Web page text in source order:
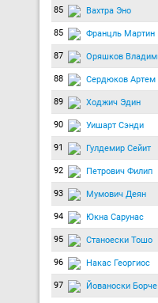
85 Вахтра Эно
85 Францль Мартин
87 Оряшков
88 Сердюков Артем
89 Ходжич Эдин
90 Уишарт Сэнди
91 Гулдемир Сейит
92 Петрович Филип
93 Мумович Деян
94 Юкна Сарунас
95 Станоески Тошо
96 Накас Георгиос
97 Йованоски Борче